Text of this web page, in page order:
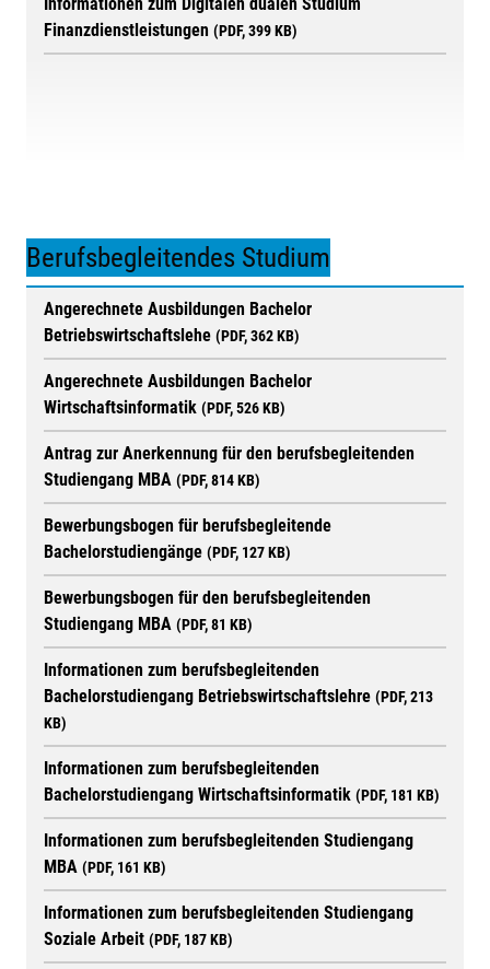
Finanzdienstleistungen (PDF, 399 KB)
Berufsbegleitendes Studium
Angerechnete Ausbildungen Bachelor
Betriebswirtschaftslehe (PDF, 362 KB)
Angerechnete Ausbildungen Bachelor
Wirtschaftsinformatik (PDF, 526 KB)
Antrag zur Anerkennung für den berufsbegleitenden
Studiengang MBA (PDF, 814 KB)
Bewerbungsbogen für berufsbegleitende
Bachelorstudiengänge (PDF, 127 KB)
Bewerbungsbogen für den berufsbegleitenden
Studiengang MBA (PDF, 81 KB)
Informationen zum berufsbegleitenden
Bachelorstudiengang Betriebswirtschaftslehre (PDF, 213
KB)
Informationen zum berufsbegleitenden
Bachelorstudiengang Wirtschaftsinformatik (PDF, 181 KB)
Informationen zum berufsbegleitenden Studiengang
MBA (PDF, 161 KB)
Informationen zum berufsbegleitenden Studiengang
Soziale Arbeit (PDF, 187 KB)